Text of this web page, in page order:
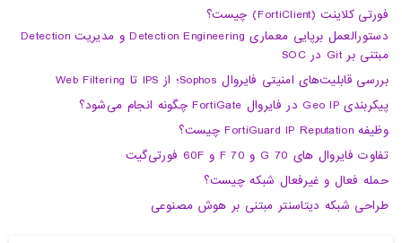
فورتی کلاینت (FortiClient) چیست؟
دستورالعمل برپایی معماری Detection Engineering و مدیریت Detection
مبتنی بر Git در SOC
بررسی قابلیت‌های امنیتی فایروال Sophos؛ از IPS تا Web Filtering
پیکربندی Geo IP در فایروال FortiGate چگونه انجام می‌شود؟
وظیفه FortiGuard IP Reputation چیست؟
تفاوت فایروال های 70 G و 70 F و 60F فورتی‌گیت
حمله فعال و غیرفعال شبکه چیست؟
طراحی شبکه دیتاسنتر مبتنی بر هوش مصنوعی